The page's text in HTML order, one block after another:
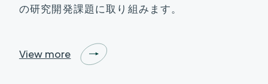
の研究開発課題に取り組みます。
View more